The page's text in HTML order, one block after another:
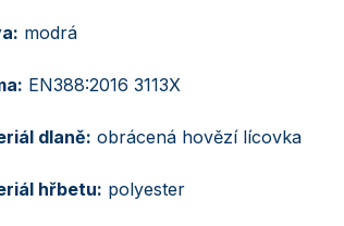
modrá
EN388:2016 3113X
dlaně: obrácená hovězí lícovka
hřbetu: polyester